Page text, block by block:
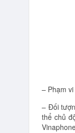
– Phạm
– Đối
thể chủ